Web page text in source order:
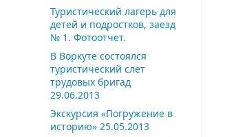
Туристический лагерь для
детей и подростков, заезд
№ 1. Фотоотчет.
В Воркуте состоялся
туристический слет
трудовых бригад
29.06.2013
Экскурсия «Погружение в
историю» 25.05.2013